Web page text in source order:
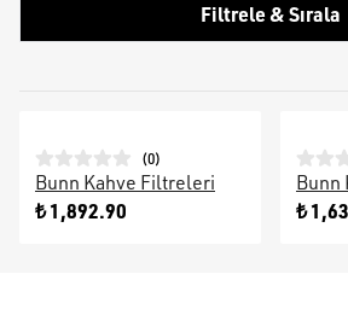
Filtrele & Sırala
(0)
Bunn Kahve Filtreleri
₺ 1,892.90
Bunn
₺